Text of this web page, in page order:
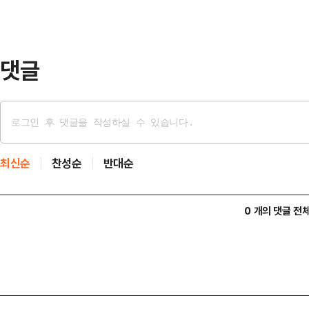
댓글
최신순 찬성순 반대순
0 개의 댓글 전